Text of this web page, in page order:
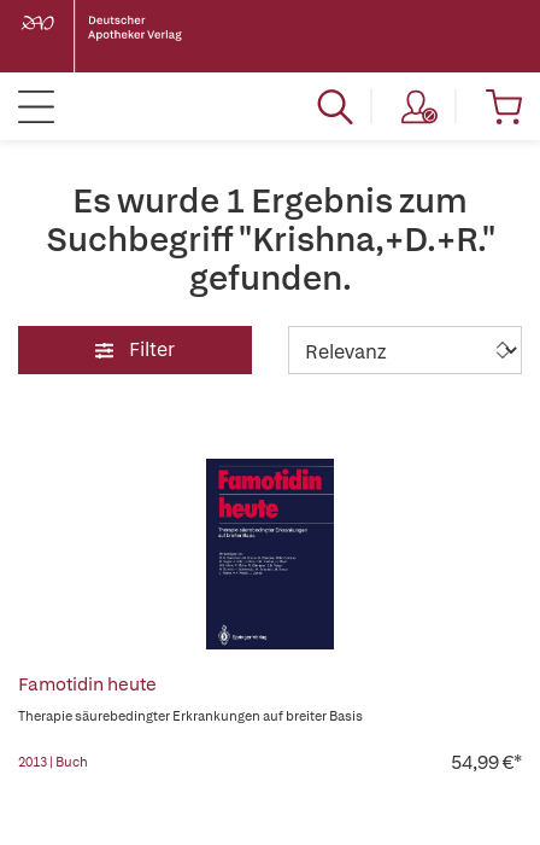
Es wurde 1 Ergebnis zum
Suchbegriff "Krishna,+D.+R."
gefunden.
Filter
Famotidin heute
Therapie säurebedingter Erkrankungen auf breiter Basis
2013 | Buch 54,99 €*